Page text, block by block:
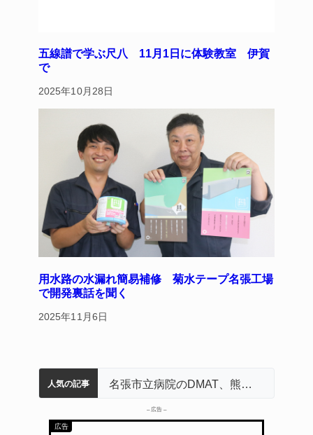
五線譜で学ぶ尺八 11月1日に体験教室 伊賀
で
2025年10月28日
用水路の水漏れ簡易補修 菊水テープ名張工場
で開発裏話を聞く
2025年11月6日
人気の記事
名張市水道料金47％値上げへ 答申案、審議会で大筋まとまる
中学校の陶壁モニュメント 地元建設会社がボランティアで清掃 伊賀 名張市立病院のDMAT、熊本地震の被災地へ 能登以来3回目の派遣
– 広告 –